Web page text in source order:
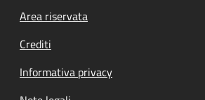
Footer menu
Area riservata
Crediti
Informativa privacy